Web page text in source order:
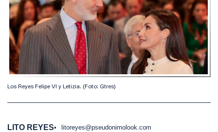
Los Reyes Felipe VI y Letizia. (Foto: Gtres)
LITO REYES litoreyes@pseudonimolook.com